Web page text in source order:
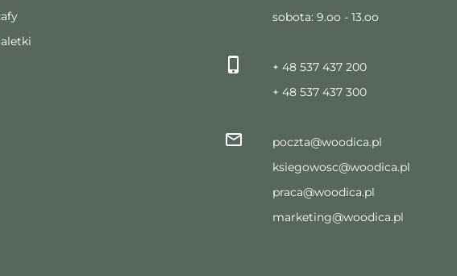
sobota: 9.oo - 13.oo
+ 48 537 437 200
+ 48 537 437 300
poczta@woodica.pl
ksiegowosc@woodica.pl
praca@woodica.pl
marketing@woodica.pl